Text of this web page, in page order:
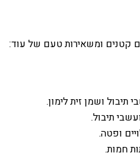
קטנים ומשאירות טעם של עוד:
ושמן זית לימון.
תיבול.
ופטה.
חמות.